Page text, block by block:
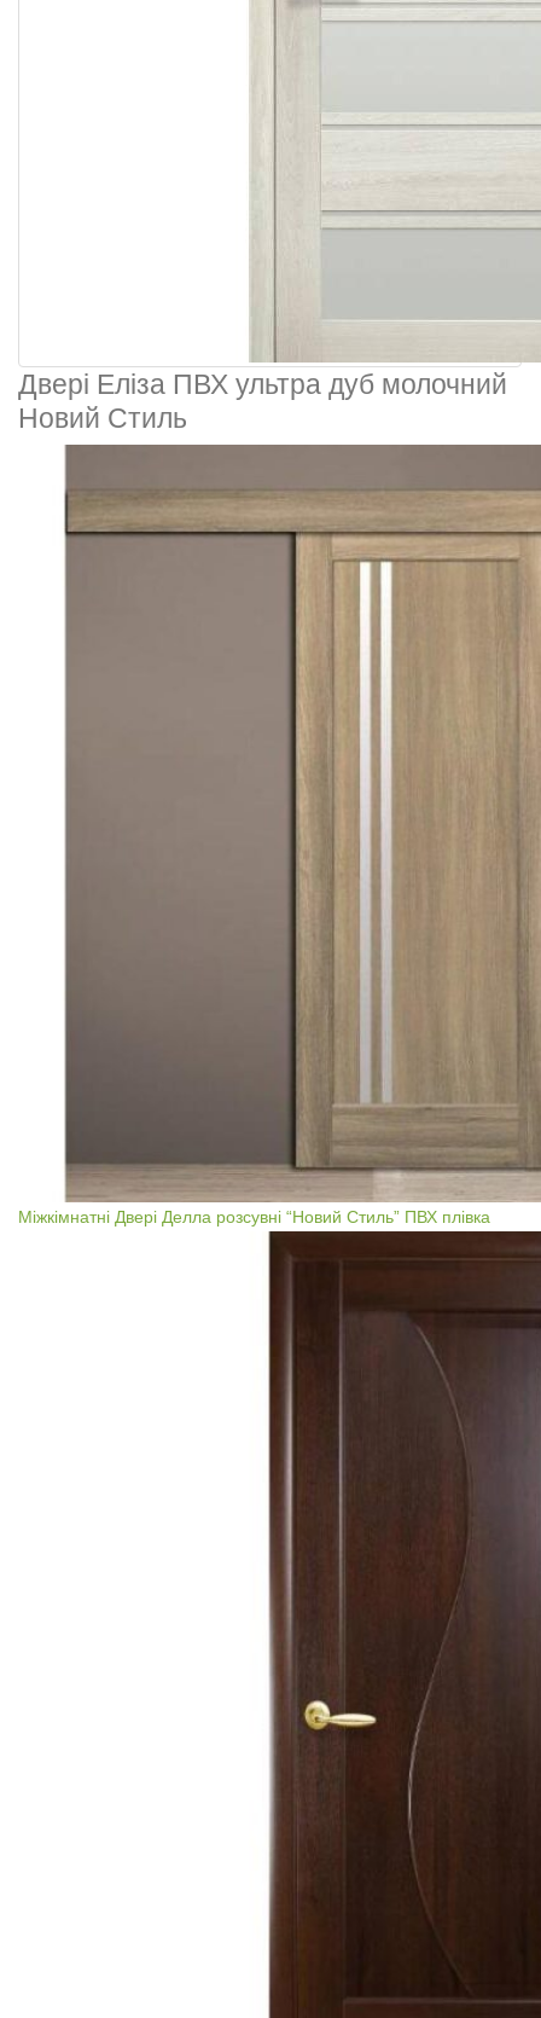
Двері Еліза ПВХ ультра дуб молочний
Новий Стиль
Міжкімнатні Двері Делла розсувні “Новий Стиль” ПВХ плівка